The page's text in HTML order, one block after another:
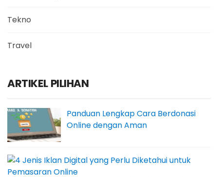
Tekno
Travel
ARTIKEL PILIHAN
Panduan Lengkap Cara Berdonasi
Online dengan Aman